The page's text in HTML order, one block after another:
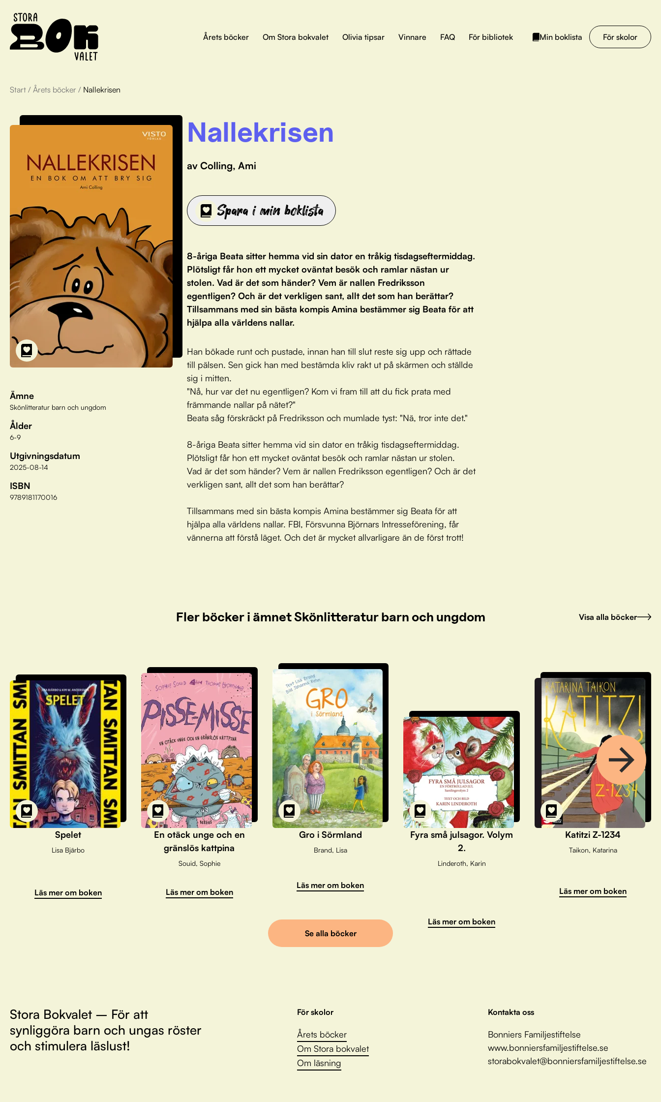
Årets böcker Om Stora bokvalet Olivia tipsar Vinnare FAQ För bibliotek Min boklista För skolor
Start / Årets böcker / Nallekrisen
Ämne
Skönlitteratur barn och ungdom
Ålder
6-9
Utgivningsdatum
2025-08-14
ISBN
9789181170016
Nallekrisen
av Colling, Ami
Spara i min boklista
8-åriga Beata sitter hemma vid sin dator en tråkig tisdagseftermiddag.
Plötsligt får hon ett mycket oväntat besök och ramlar nästan ur
stolen. Vad är det som händer? Vem är nallen Fredriksson
egentligen? Och är det verkligen sant, allt det som han berättar?
Tillsammans med sin bästa kompis Amina bestämmer sig Beata för att
hjälpa alla världens nallar.
Han bökade runt och pustade, innan han till slut reste sig upp och rättade
till pälsen. Sen gick han med bestämda kliv rakt ut på skärmen och ställde
sig i mitten.
"Nå, hur var det nu egentligen? Kom vi fram till att du fick prata med
främmande nallar på nätet?"
Beata såg förskräckt på Fredriksson och mumlade tyst: "Nä, tror inte det."
8-åriga Beata sitter hemma vid sin dator en tråkig tisdagseftermiddag.
Plötsligt får hon ett mycket oväntat besök och ramlar nästan ur stolen.
Vad är det som händer? Vem är nallen Fredriksson egentligen? Och är det
verkligen sant, allt det som han berättar?
Tillsammans med sin bästa kompis Amina bestämmer sig Beata för att
hjälpa alla världens nallar. FBI, Försvunna Björnars Intresseförening, får
vännerna att förstå läget. Och det är mycket allvarligare än de först trott!
Fler böcker i ämnet Skönlitteratur barn och ungdom Visa alla böcker
Spelet
Lisa Bjärbo
Läs mer om boken
En otäck unge och en
gränslös kattpina
Souid, Sophie
Läs mer om boken
Gro i Sörmland
Brand, Lisa
Läs mer om boken
Fyra små julsagor. Volym
2.
Linderoth, Karin
Läs mer om boken
Katitzi Z-1234
Taikon, Katarina
Läs mer om boken
Se alla böcker
Stora Bokvalet – För att
synliggöra barn och ungas röster
och stimulera läslust!
För skolor
Årets böcker
Om Stora bokvalet
Om läsning
Kontakta oss
Bonniers Familjestiftelse
www.bonniersfamiljestiftelse.se
storabokvalet@bonniersfamiljestiftelse.se